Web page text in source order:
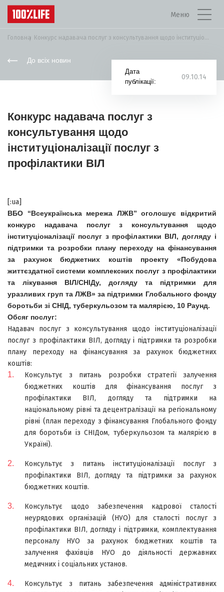
Меню
Головна Конкурс надавача послуг з консультування щодо інституціоналізації...
До всіх новин
Дата
публікації:
09.10.14
Конкурс надавача послуг з
консультування щодо
інституціоналізації послуг з
профілактики ВІЛ
[:ua]
ВБО “Всеукраїнська мережа ЛЖВ” оголошує відкритий
конкурс надавача послуг з консультування щодо
інституціоналізації послуг з профілактики ВІЛ, догляду і
підтримки та розробки плану переходу на фінансування
за рахунок бюджетних коштів проекту «Побудова
життєздатної системи комплексних послуг з профілактики
та лікування ВІЛ/СНІДу, догляду та підтримки для
уразливих груп та ЛЖВ» за підтримки Глобального фонду
боротьби зі СНІД, туберкульозом та малярією, 10 Раунд.
Обсяг послуг:
Надавач послуг з консультування щодо інституціоналізації
послуг з профілактики ВІЛ, догляду і підтримки та розробки
плану переходу на фінансування за рахунок бюджетних
коштів:
Консультує з питань розробки стратегії залучення
бюджетних коштів для фінансування послуг з
профілактики ВІЛ, догляду та підтримки на
національному рівні та децентралізації на регіональному
рівні (план переходу з фінансування Глобального фонду
для боротьби із СНІДом, туберкульозом та малярією в
Україні).
Консультує з питань інституціоналізації послуг з
профілактики ВІЛ, догляду та підтримки за рахунок
бюджетних коштів.
Консультує щодо забезпечення кадрової сталості
неурядових організацій (НУО) для сталості послуг з
профілактики ВІЛ, догляду і підтримки, комплектування
персоналу НУО за рахунок бюджетних коштів та
залучення фахівців НУО до діяльності державних
медичних і соціальних установ.
Консультує з питань забезпечення адміністративних